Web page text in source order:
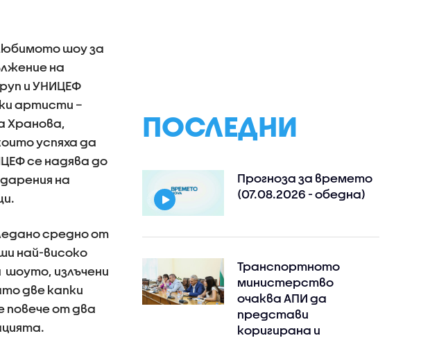
шоу за
на
и УНИЦЕФ
артисти –
Хранова,
успяха да
се надява до
на
средно от
най-високо
излъчени
две капки
повече от два
ПОСЛЕДНИ
Прогноза за времето
(07.08.2026 - обедна)
Транспортното
министерство
очаква АПИ да
представи
коригирана и